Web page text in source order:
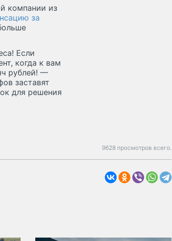
компании из
за
Если
когда к вам
рублей! —
заставят
для решения
9628 просмотров всего.